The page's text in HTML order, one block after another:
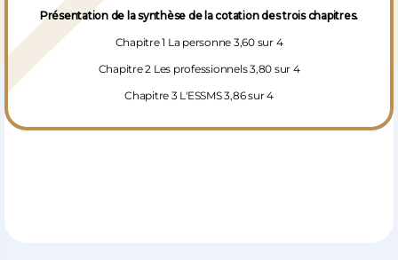
Présentation de la synthèse de la cotation des trois chapitres.
Chapitre 1 La personne 3,60 sur 4
Chapitre 2 Les professionnels 3,80 sur 4
Chapitre 3 L'ESSMS 3,86 sur 4